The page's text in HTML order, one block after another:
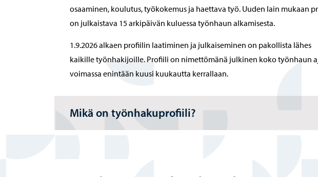
osaaminen, koulutus, työkokemus ja haettava työ. Uuden lain mukaan
on julkaistava 15 arkipäivän kuluessa työnhaun alkamisesta.
1.9.2026 alkaen profiilin laatiminen ja julkaiseminen on pakollista lähes
kaikille työnhakijoille. Profiili on nimettömänä julkinen koko työnhaun
voimassa enintään kuusi kuukautta kerrallaan.
Mikä on työnhakuprofiili?